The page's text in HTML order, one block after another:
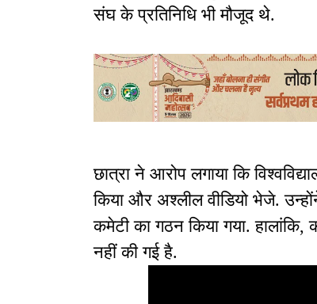
संघ के प्रतिनिधि भी मौजूद थे.
छात्रा ने आरोप लगाया कि
किया और अश्लील वीडियो भेजे.
कमेटी का गठन किया गया. हालांकि,
नहीं की गई है.